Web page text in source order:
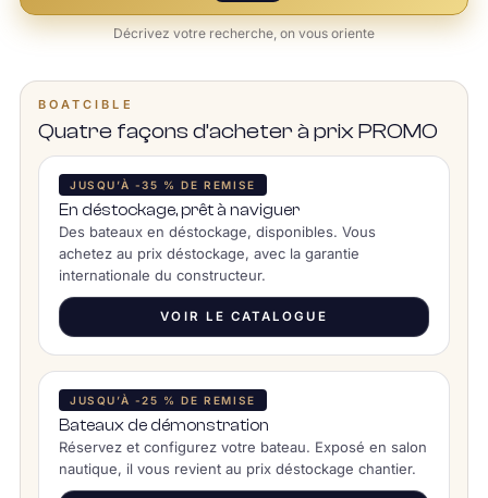
Décrivez votre recherche, on vous oriente
BOATCIBLE
Quatre façons d’acheter à prix PROMO
JUSQU’À -35 % DE REMISE
En déstockage, prêt à naviguer
Des bateaux en déstockage, disponibles. Vous
achetez au prix déstockage, avec la garantie
internationale du constructeur.
VOIR LE CATALOGUE
JUSQU’À -25 % DE REMISE
Bateaux de démonstration
Réservez et configurez votre bateau. Exposé en salon
nautique, il vous revient au prix déstockage chantier.